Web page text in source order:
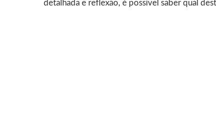
detalhada e reflexão, é possível saber qual